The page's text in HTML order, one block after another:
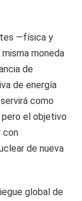
—física y
moneda
de
de energía
como
el objetivo
con
de nueva
global de